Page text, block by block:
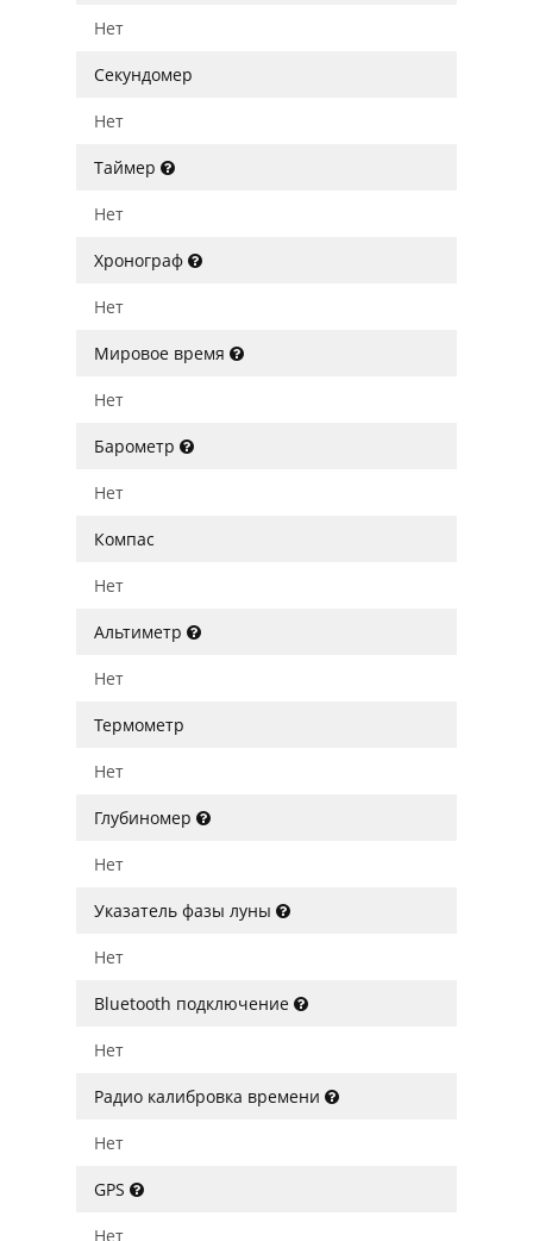
Нет
Секундомер
Нет
Таймер
Нет
Хронограф
Нет
Мировое время
Нет
Барометр
Нет
Компас
Нет
Альтиметр
Нет
Термометр
Нет
Глубиномер
Нет
Указатель фазы луны
Нет
Bluetooth подключение
Нет
Радио калибровка времени
Нет
GPS
Нет